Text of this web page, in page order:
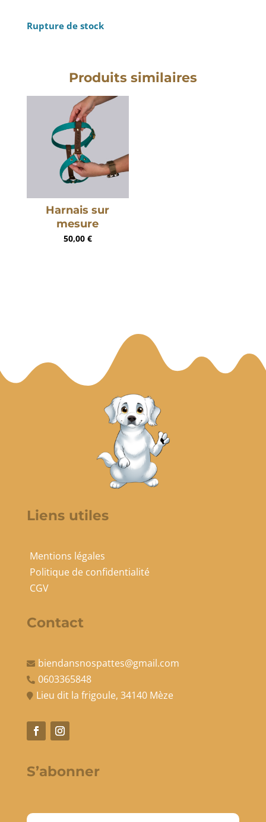
Rupture de stock
Produits similaires
Harnais sur
mesure
50,00 €
Liens utiles
Mentions légales
Politique de confidentialité
CGV
Contact
 biendansnospattes@gmail.com
 0603365848
 Lieu dit la frigoule, 34140 Mèze
S’abonner